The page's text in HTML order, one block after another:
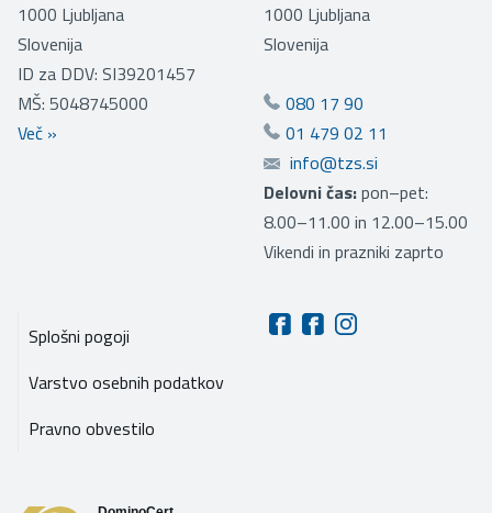
1000 Ljubljana
Slovenija
ID za DDV: SI39201457
MŠ: 5048745000
Več »
1000 Ljubljana
Slovenija
080 17 90
01 479 02 11
info@tzs.si
Delovni čas:pon–pet:
8.00–11.00 in 12.00–15.00
Vikendi in prazniki zaprto
Splošni pogoji
Varstvo osebnih podatkov
Pravno obvestilo